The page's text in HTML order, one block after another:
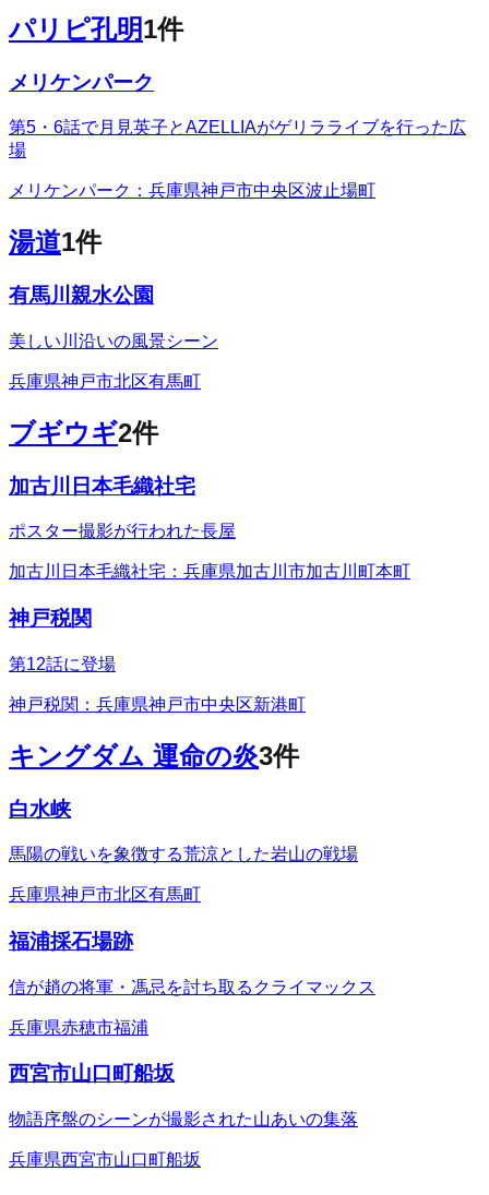
パリピ孔明1件
メリケンパーク
第5・6話で月見英子とAZELLIAがゲリラライブを行った広
場
メリケンパーク：兵庫県神戸市中央区波止場町
湯道1件
有馬川親水公園
美しい川沿いの風景シーン
兵庫県神戸市北区有馬町
ブギウギ2件
加古川日本毛織社宅
ポスター撮影が行われた長屋
加古川日本毛織社宅：兵庫県加古川市加古川町本町
神戸税関
第12話に登場
神戸税関：兵庫県神戸市中央区新港町
キングダム 運命の炎3件
白水峡
馬陽の戦いを象徴する荒涼とした岩山の戦場
兵庫県神戸市北区有馬町
福浦採石場跡
信が趙の将軍・馮忌を討ち取るクライマックス
兵庫県赤穂市福浦
西宮市山口町船坂
物語序盤のシーンが撮影された山あいの集落
兵庫県西宮市山口町船坂